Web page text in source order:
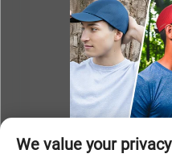
We value your privacy